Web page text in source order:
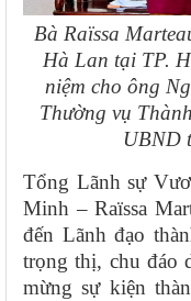
Bà Raïssa
Hà Lan tại TP.
niệm cho ông
Thường vụ
UBND
Tổng Lãnh sự
Minh – Raïssa
đến Lãnh đạo
trọng thị, chu đáo
mừng sự kiện